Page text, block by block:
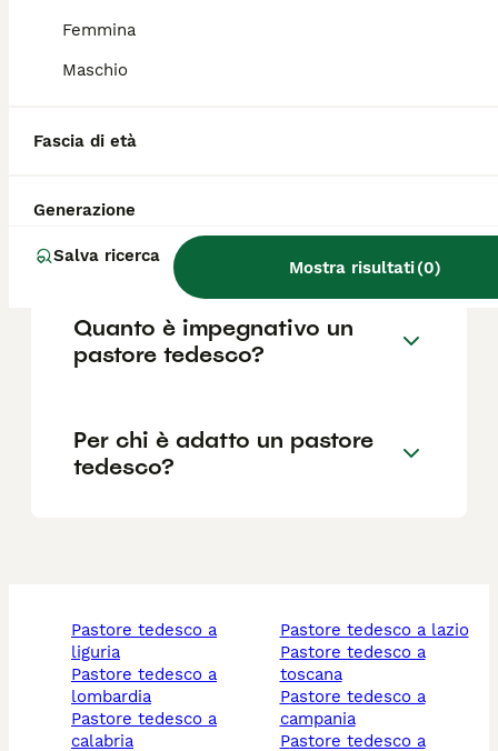
Femmina
Maschio
Fascia di età
Generazione
Salva ricerca
Mostra risultati(0)
dell'allevatore e la posizione.
pastore tedesco?
Dove è bene far dormire un
pastore tedesco?
Quanto è impegnativo un
pastore tedesco?
Per chi è adatto un pastore
tedesco?
pastore tedesco a
liguria
pastore tedesco a
lombardia
pastore tedesco a
calabria
pastore tedesco a lazio
pastore tedesco a
toscana
pastore tedesco a
campania
pastore tedesco a